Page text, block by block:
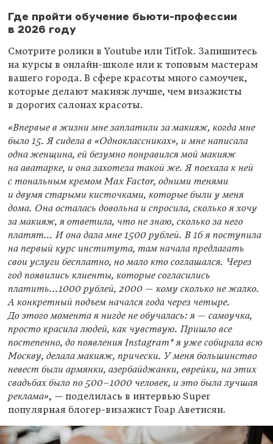
Где пройти обучение бьюти-профессии
в 2026 году
Смотрите ролики в Youtube или TitTok. Запишитесь
на курсы в онлайн-школе или к топовым мастерам
вашего города. В сфере красоты много самоучек,
которые делают макияж лучше, чем визажисты
в дорогих салонах красоты.
«Впервые в жизни мне заплатили за макияж, когда мне
было 15. Я сидела в «Одноклассниках», и мне написала
одна женщина, ей безумно понравился мой макияж
на аватарке, и она захотела такой же. Я поехала к ней
с тональным кремом Max Factor, одними тенями
и двумя старыми кисточками, которые были у меня
дома. Она осталась довольна и спросила, сколько я хочу
за макияж, я ответила, что не знаю, сколько за него
платят... И она дала мне 1500 рублей. В 16 я поступила
на первый курс института, там начала предлагать
свои услуги бесплатно, но мало кто соглашался. Через
год появились клиенты, которые согласились
платить...1000 рублей, 2000 — кому сколько не жалко.
А конкретный подъем начался года через четыре.
До этого момента я нигде не обучалась: я — самоучка,
просто красила людей, как чувствую. Пришло все
постепенно, до появления Instagram* я уже собирала всю
Москву, делала макияж, прически. У меня большинство
невест были армянки, азербайджанки, еврейки, на этих
свадьбах было по 500–1000 человек, и это была лучшая
реклама», — поделилась в интервью Super
популярная блогер-визажист Гоар Аветисян.